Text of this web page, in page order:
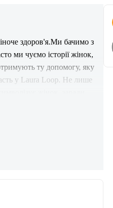
здоров'я.Ми бачимо з
ми чуємо історії жінок,
ту допомогу, яку
у Laura Loop. Не лише
або приєднання до